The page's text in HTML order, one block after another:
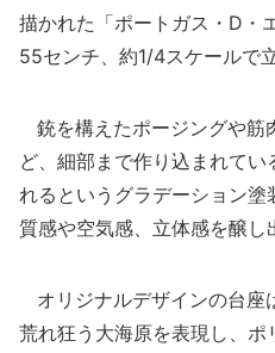
描かれた「ポートガス・D・
55センチ、約1/4スケールで
銃を構えたポージングや筋
ど、細部まで作り込まれてい
れるというグラデーション
質感や空気感、立体感を醸し
オリジナルデザインの台座
荒れ狂う大海原を表現し、